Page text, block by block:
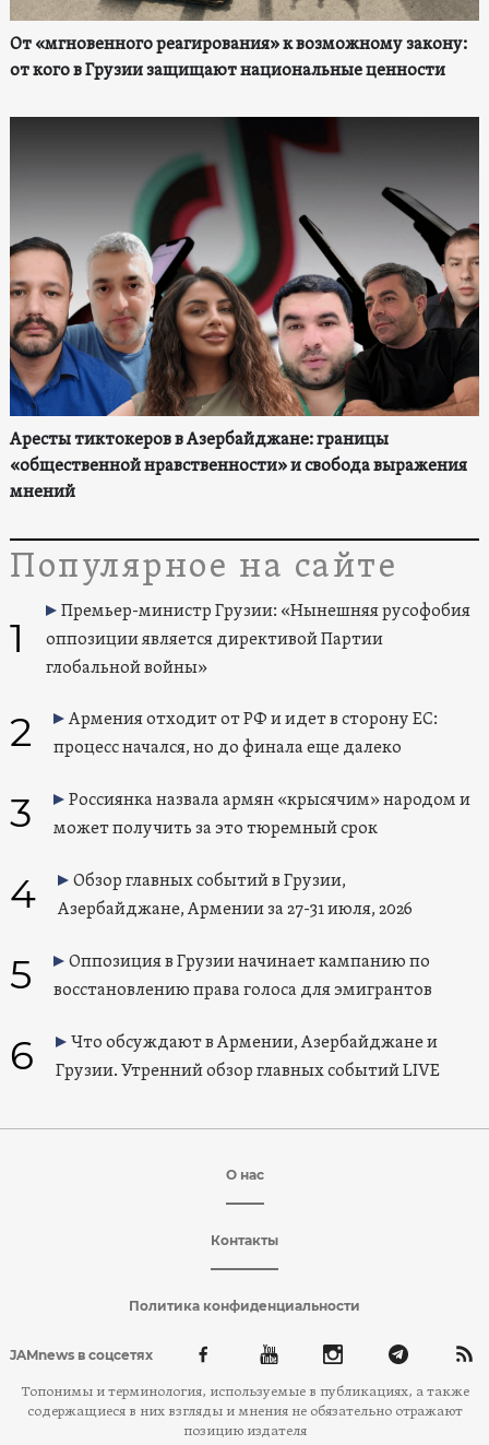
От «мгновенного реагирования» к возможному закону:
от кого в Грузии защищают национальные ценности
Аресты тиктокеров в Азербайджане: границы
«общественной нравственности» и свобода выражения
мнений
Популярное на сайте
1
Премьер-министр Грузии: «Нынешняя русофобия
оппозиции является директивой Партии
глобальной войны»
2
Армения отходит от РФ и идет в сторону ЕС:
процесс начался, но до финала еще далеко
3
Россиянка назвала армян «крысячим» народом и
может получить за это тюремный срок
4
Обзор главных событий в Грузии,
Азербайджане, Армении за 27-31 июля, 2026
5
Оппозиция в Грузии начинает кампанию по
восстановлению права голоса для эмигрантов
6
Что обсуждают в Армении, Азербайджане и
Грузии. Утренний обзор главных событий LIVE
О нас
Контакты
Политика конфиденциальности
JAMnews в соцсетях
Топонимы и терминология, используемые в публикациях, а также
содержащиеся в них взгляды и мнения не обязательно отражают
позицию издателя